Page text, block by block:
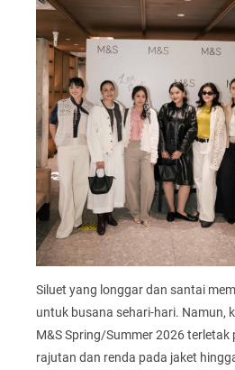
Siluet yang longgar dan santai
untuk busana sehari-hari. Namun,
M&S Spring/Summer 2026
rajutan dan renda pada jaket